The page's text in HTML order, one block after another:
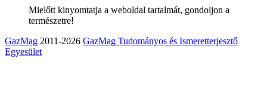
Mielőtt kinyomtatja a weboldal tartalmát, gondoljon a
természetre!
GazMag 2011-2026 GazMag Tudományos és Ismeretterjesztő
Egyesület